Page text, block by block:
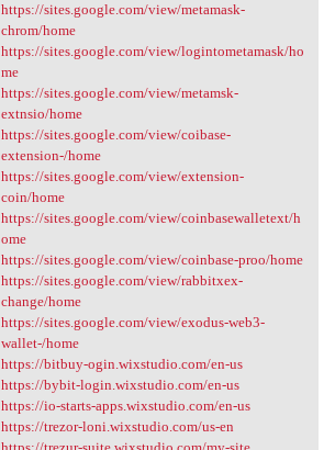
https://sites.google.com/view/metamask-
chrom/home
https://sites.google.com/view/logintometamask/ho
me
https://sites.google.com/view/metamsk-
extnsio/home
https://sites.google.com/view/coibase-
extension-/home
https://sites.google.com/view/extension-
coin/home
https://sites.google.com/view/coinbasewalletext/h
ome
https://sites.google.com/view/coinbase-proo/home
https://sites.google.com/view/rabbitxex-
change/home
https://sites.google.com/view/exodus-web3-
wallet-/home
https://bitbuy-ogin.wixstudio.com/en-us
https://bybit-login.wixstudio.com/en-us
https://io-starts-apps.wixstudio.com/en-us
https://trezor-loni.wixstudio.com/us-en